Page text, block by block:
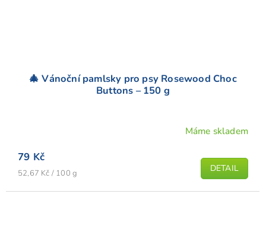
🎄 Vánoční pamlsky pro psy Rosewood Choc
Buttons – 150 g
Máme skladem
79 Kč
Měrná
52,67 Kč / 100 g DETAIL